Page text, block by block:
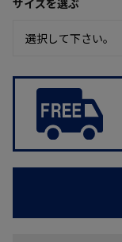
サイズを選ぶ